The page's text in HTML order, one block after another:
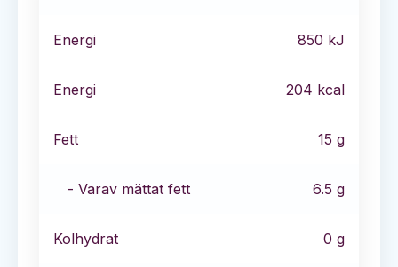
Energi 850 kJ
Energi 204 kcal
Fett 15 g
- Varav mättat fett 6.5 g
Kolhydrat 0 g